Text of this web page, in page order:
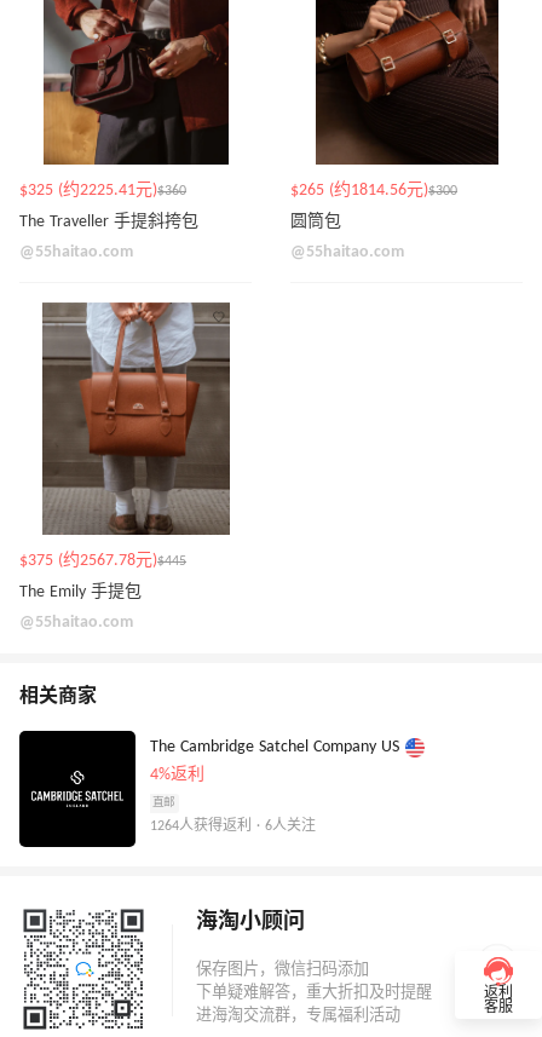
$325 (约2225.41元)$360
The Traveller 手提斜挎包
@55haitao.com
$265 (约1814.56元)$300
圆筒包
@55haitao.com
$375 (约2567.78元)$445
The Emily 手提包
@55haitao.com
相关商家
The Cambridge Satchel Company US
4%返利
直邮
1264人获得返利 · 6人关注
海淘小顾问
返利
客服